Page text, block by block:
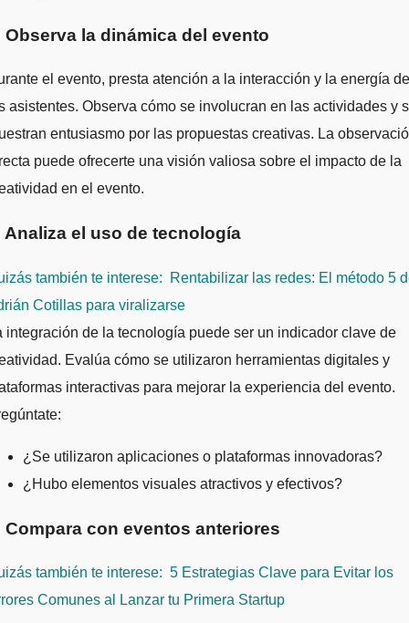
Observa la dinámica del evento
el evento, presta atención a la interacción y la energía de
asistentes. Observa cómo se involucran en las actividades y
entusiasmo por las propuestas creativas. La
puede ofrecerte una visión valiosa sobre el impacto de la
en el evento.
Analiza el uso de tecnología
también te interese:
Rentabilizar las redes: El método 5
Cotillas para viralizarse
integración de la tecnología puede ser un indicador clave de
Evalúa cómo se utilizaron herramientas digitales y
interactivas para mejorar la experiencia del evento.
¿Se utilizaron aplicaciones o plataformas innovadoras?
¿Hubo elementos visuales atractivos y efectivos?
Compara con eventos anteriores
también te interese: 5 Estrategias Clave para Evitar los
Comunes al Lanzar tu Primera Startup